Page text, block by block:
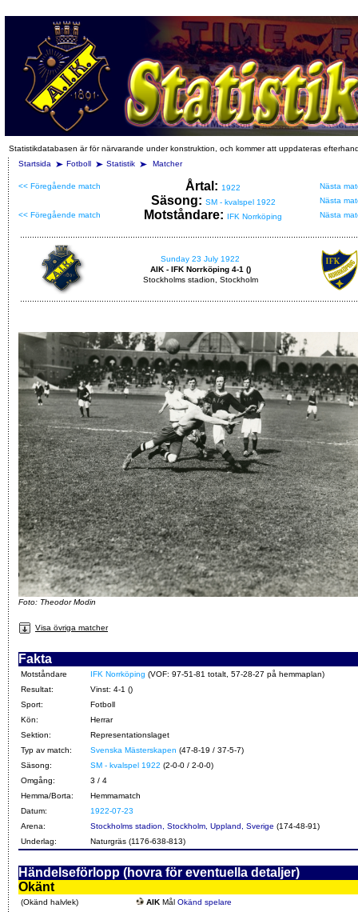
Statistikdatabasen är för närvarande under konstruktion, och kommer att uppdateras
Startsida
Fotboll Statistik Matcher
<< Föregående match Årtal: 1922 Nästa
Säsong: SM - kvalspel 1922
Nästa
<< Föregående match
Motståndare: IFK Norrköping Nästa
Sunday 23 July 1922
AIK - IFK Norrköping 4-1 ()
Stockholms stadion, Stockholm
Foto: Theodor Modin
Visa övriga matcher
Fakta
Motståndare IFK Norrköping (VOF: 97-51-81 totalt, 57-28-27 på hemmaplan)
Resultat:
Vinst: 4-1 ()
Sport:
Fotboll
Kön:
Herrar
Sektion:
Representationslaget
Typ av match:
Svenska Mästerskapen (47-8-19 / 37-5-7)
Säsong:
SM - kvalspel 1922 (2-0-0 / 2-0-0)
Omgång:
3 / 4
Hemma/Borta:
Hemmamatch
Datum:
1922-07-23
Arena:
Stockholms stadion, Stockholm, Uppland, Sverige (174-48-91)
Underlag:
Naturgräs (1176-638-813)
Händelseförlopp (hovra för eventuella detaljer)
Okänt
(Okänd halvlek) AIK Mål Okänd spelare